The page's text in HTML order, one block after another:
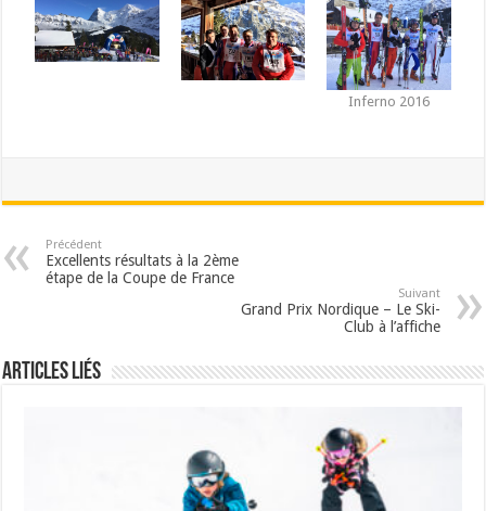
Inferno 2016
Précédent
Excellents résultats à la 2ème
étape de la Coupe de France
Suivant
Grand Prix Nordique – Le Ski-
Club à l’affiche
Articles liés